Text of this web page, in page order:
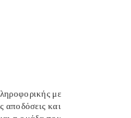
με
αποδόσεις και